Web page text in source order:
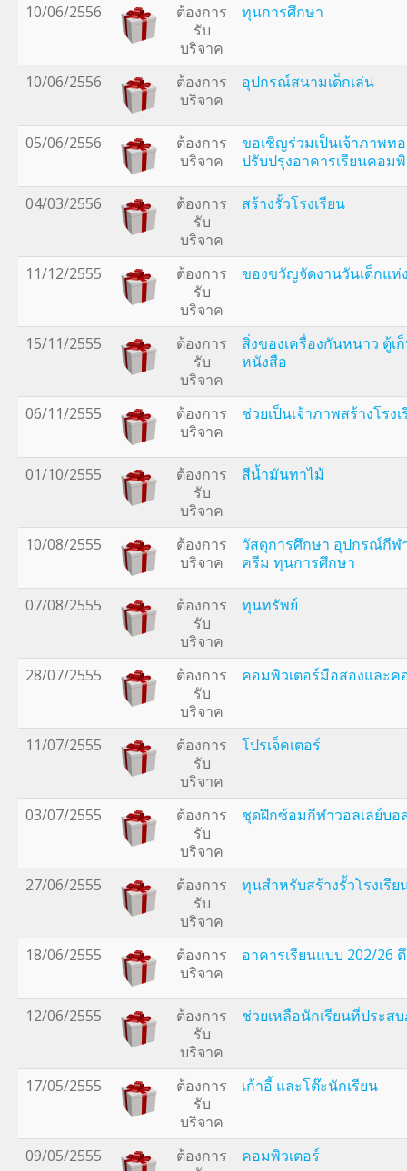
10/06/2556
ต้องการ
รับ
บริจาค
ทุนการศึกษา
10/06/2556
ต้องการ
บริจาค
อุปกรณ์สนามเด็กเล่น
05/06/2556
ต้องการ
บริจาค
ขอเชิญร่วมเป็นเจ้าภาพท
ปรับปรุงอาคารเรียนคอมพิ
04/03/2556
ต้องการ
รับ
บริจาค
สร้างรั้วโรงเรียน
11/12/2555
ต้องการ
รับ
บริจาค
ของขวัญจัดงานวันเด็กแ
15/11/2555
ต้องการ
รับ
บริจาค
สิ่งของเครื่องกันหนาว ตู้เ
หนังสือ
06/11/2555
ต้องการ
บริจาค
ช่วยเป็นเจ้าภาพสร้างโรง
01/10/2555
ต้องการ
รับ
บริจาค
สีน้ำมันทาไม้
10/08/2555
ต้องการ
บริจาค
วัสดุการศึกษา อุปกรณ์กีฬ
ครีม ทุนการศึกษา
07/08/2555
ต้องการ
รับ
บริจาค
ทุนทรัพย์
28/07/2555
ต้องการ
รับ
บริจาค
คอมพิวเตอร์มือสองและค
11/07/2555
ต้องการ
รับ
บริจาค
โปรเจ็คเตอร์
03/07/2555
ต้องการ
รับ
บริจาค
ชุดฝึกซ้อมกีฬาวอลเลย์บอ
27/06/2555
ต้องการ
รับ
บริจาค
ทุนสำหรับสร้างรั้วโรงเรีย
18/06/2555
ต้องการ
บริจาค
อาคารเรียนแบบ 202/26
12/06/2555
ต้องการ
รับ
บริจาค
ช่วยเหลือนักเรียนที่ประส
17/05/2555
ต้องการ
รับ
บริจาค
เก้าอี้ และโต๊ะนักเรียน
09/05/2555
ต้องการ
คอมพิวเตอร์